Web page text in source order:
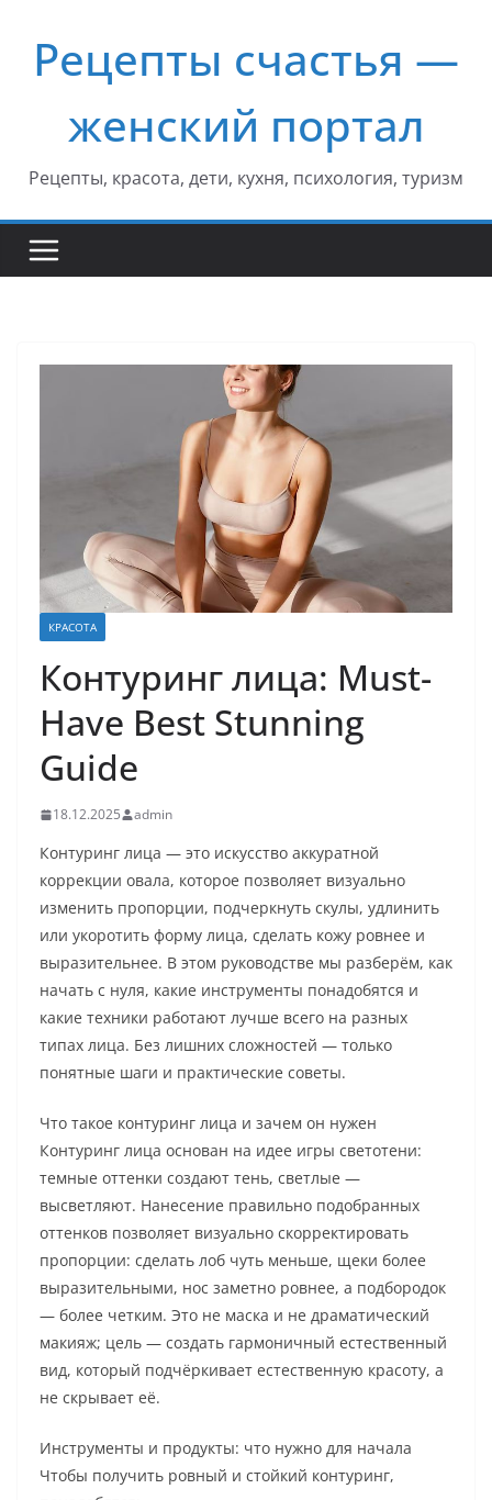
содержимому
Рецепты счастья —
женский портал
Рецепты, красота, дети, кухня, психология, туризм
КРАСОТА
Контуринг лица: Must-
Have Best Stunning
Guide
18.12.2025 admin
Контуринг лица — это искусство аккуратной
коррекции овала, которое позволяет визуально
изменить пропорции, подчеркнуть скулы, удлинить
или укоротить форму лица, сделать кожу ровнее и
выразительнее. В этом руководстве мы разберём, как
начать с нуля, какие инструменты понадобятся и
какие техники работают лучше всего на разных
типах лица. Без лишних сложностей — только
понятные шаги и практические советы.
Что такое контуринг лица и зачем он нужен
Контуринг лица основан на идее игры светотени:
темные оттенки создают тень, светлые —
высветляют. Нанесение правильно подобранных
оттенков позволяет визуально скорректировать
пропорции: сделать лоб чуть меньше, щеки более
выразительными, нос заметно ровнее, а подбородок
— более четким. Это не маска и не драматический
макияж; цель — создать гармоничный естественный
вид, который подчёркивает естественную красоту, а
не скрывает её.
Инструменты и продукты: что нужно для начала
Чтобы получить ровный и стойкий контуринг,